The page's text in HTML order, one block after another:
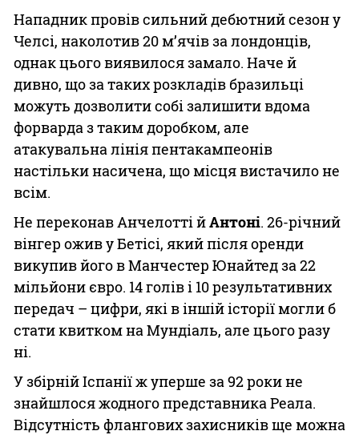
Нападник провів сильний дебютний сезон у
Челсі, наколотив 20 м’ячів за лондонців,
однак цього виявилося замало. Наче й
дивно, що за таких розкладів бразильці
можуть дозволити собі залишити вдома
форварда з таким доробком, але
атакувальна лінія пентакампеонів
настільки насичена, що місця вистачило не
всім.
Не переконав Анчелотті йАнтоні. 26-річний
вінгер ожив у Бетісі, який після оренди
викупив його в Манчестер Юнайтед за 22
мільйони євро. 14 голів і 10 результативних
передач – цифри, які в іншій історії могли б
стати квитком на Мундіаль, але цього разу
ні.
У збірній Іспанії ж уперше за 92 роки не
знайшлося жодного представника Реала.
Відсутність флангових захисників ще можна